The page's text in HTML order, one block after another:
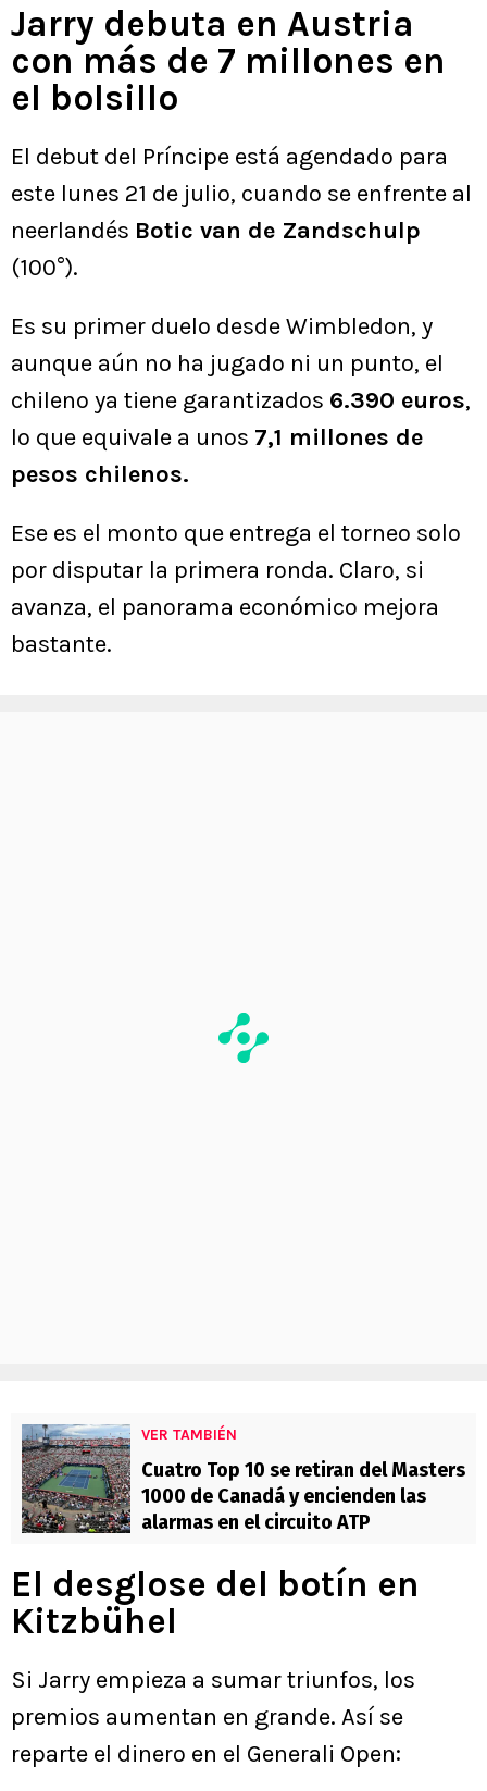
Jarry debuta en Austria
con más de 7 millones en
el bolsillo
El debut del Príncipe está agendado para
este lunes 21 de julio, cuando se enfrente al
neerlandés Botic van de Zandschulp
(100°).
Es su primer duelo desde Wimbledon, y
aunque aún no ha jugado ni un punto, el
chileno ya tiene garantizados 6.390 euros,
lo que equivale a unos 7,1 millones de
pesos chilenos.
Ese es el monto que entrega el torneo solo
por disputar la primera ronda. Claro, si
avanza, el panorama económico mejora
bastante.
VER TAMBIÉN
Cuatro Top 10 se retiran del Masters
1000 de Canadá y encienden las
alarmas en el circuito ATP
El desglose del botín en
Kitzbühel
Si Jarry empieza a sumar triunfos, los
premios aumentan en grande. Así se
reparte el dinero en el Generali Open: